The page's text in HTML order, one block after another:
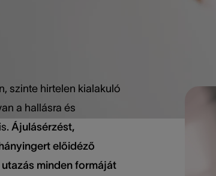
szinte hirtelen kialakuló
a hallásra és
Ájulásérzést,
előidéző
minden formáját